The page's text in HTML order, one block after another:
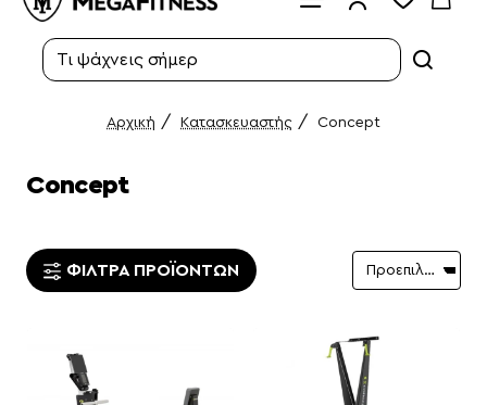
Search...
Κατασκευαστής Concept
Concept
ΦΊΛΤΡΑ ΠΡΟΪΌΝΤΩΝ